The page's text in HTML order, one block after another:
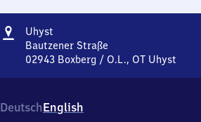
Adresse
Uhyst
Bautzener Straße
02943 Boxberg / O.L., OT Uhyst
Straße,
0
DeutschEnglish